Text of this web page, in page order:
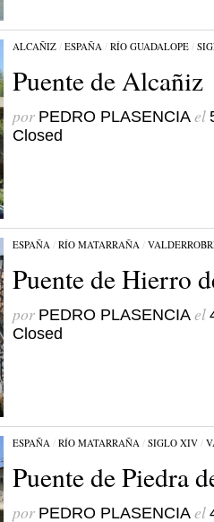
ALCAÑIZ/ ESPAÑA/ RÍO GUADALOPE/
Puente de Alcañiz
por PEDRO PLASENCIAel
Closed
ESPAÑA/ RÍO MATARRAÑA/
Puente de Hierro
por PEDRO PLASENCIAel
Closed
ESPAÑA/ RÍO MATARRAÑA/ SIGLO XIV/
Puente de Piedra
por PEDRO PLASENCIAel